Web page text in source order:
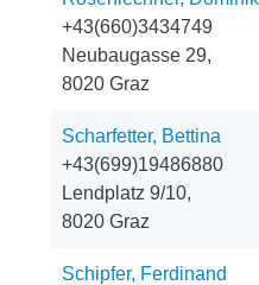
+43(660)3434749
Neubaugasse 29,
8020 Graz
Scharfetter, Bettina
+43(699)19486880
Lendplatz 9/10,
8020 Graz
Schipfer, Ferdinand